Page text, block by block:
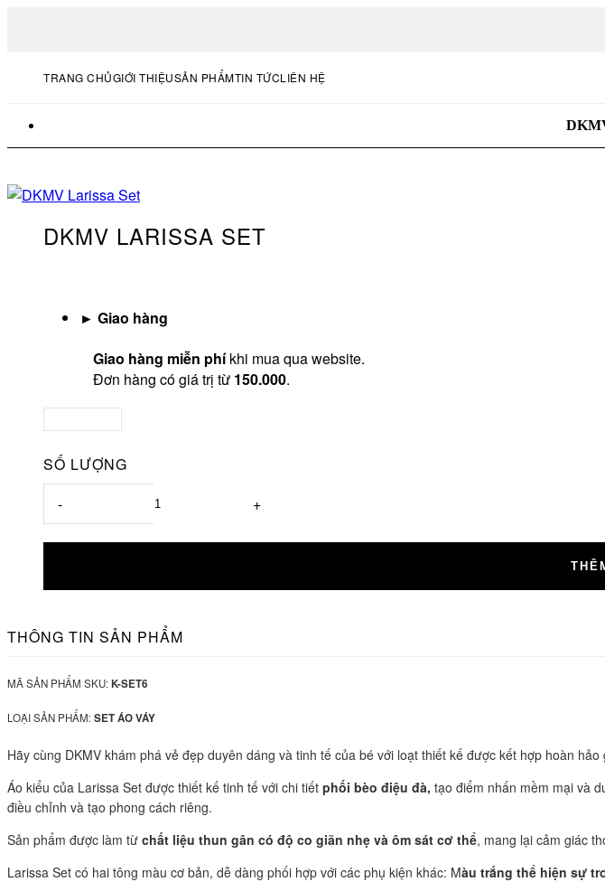
TRANG CHỦGIỚI THIỆUSẢN PHẨMTIN TỨCLIÊN HỆ
DKMV LARISSA SET
► Giao hàng
Giao hàng miễn phíkhi mua qua website.
Đơn hàng có giá trị từ 150.000.
SỐ LƯỢNG
-
+
THÔNG TIN SẢN PHẨM
MÃ SẢN PHẨM SKU:K-SET6
LOẠI SẢN PHẨM:SET ÁO VÁY
Hãy cùng DKMV khám phá vẻ đẹp duyên dáng và tinh tế của bé với loạt thiết kế được kết hợp hoàn
Áo kiểu của Larissa Set được thiết kế tinh tế với chi tiết phối bèo điệu đà, tạo điểm nhấn mềm mại và
điều chỉnh và tạo phong cách riêng.
Sản phẩm được làm từ chất liệu thun gân có độ co giãn nhẹ và ôm sát cơ thể, mang lại cảm giác
Larissa Set có hai tông màu cơ bản, dễ dàng phối hợp với các phụ kiện khác: Màu trắng thể hiện sự